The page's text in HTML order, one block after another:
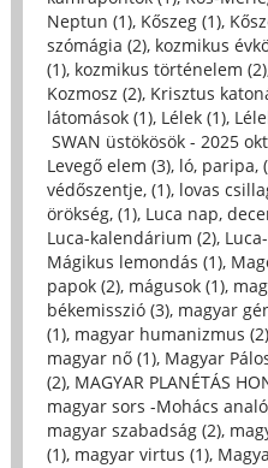
Neptun (1), Kőszeg (1),
szómágia (2), kozmikus
(1), kozmikus történelem (2)
Kozmosz (2), Krisztus
látomások (1), Lélek (1),
SWAN üstökösök - 2025
Levegő elem (3), ló, paripa,
védőszentje, (1), lovas
örökség, (1), Luca nap,
Luca-kalendárium (2),
Mágikus lemondás (1),
papok (2), mágusok (1),
békemisszió (3), magyar
(1), magyar humanizmus (2)
magyar nő (1), Magyar
(2), MAGYAR PLANÉTÁS
magyar sors -Mohács
magyar szabadság (2),
(1), magyar virtus (1),